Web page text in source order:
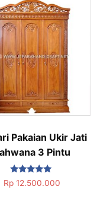
Pakaian Ukir Jati
3 Pintu
Dinilai
5.00
Rp12.500.000